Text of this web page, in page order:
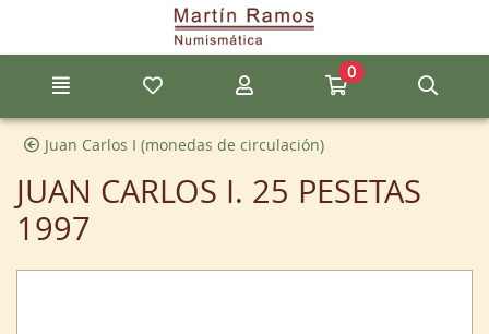
Ir al contenido principal de la página
Mis artículos favoritos
Mi cuentaIr a mi compra
0
Juan Carlos I (monedas de circulación)
JUAN CARLOS I. 25 PESETAS
1997